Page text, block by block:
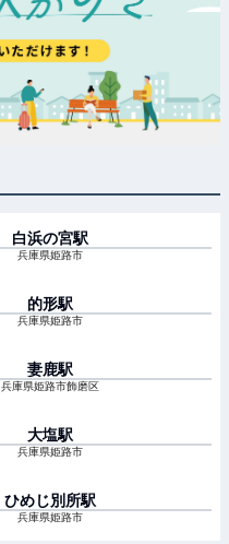
白浜の宮駅
兵庫県姫路市
的形駅
兵庫県姫路市
妻鹿駅
兵庫県姫路市飾磨区
大塩駅
兵庫県姫路市
ひめじ別所駅
兵庫県姫路市